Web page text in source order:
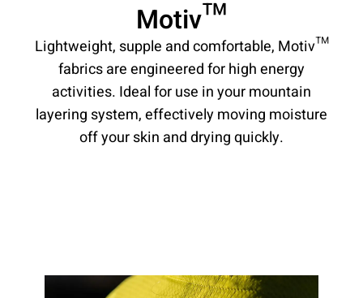
Motiv™
Lightweight, supple and comfortable, Motiv™
fabrics are engineered for high energy
activities. Ideal for use in your mountain
layering system, effectively moving moisture
off your skin and drying quickly.